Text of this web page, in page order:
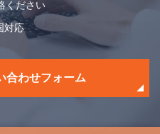
ください
対応
合わせフォーム